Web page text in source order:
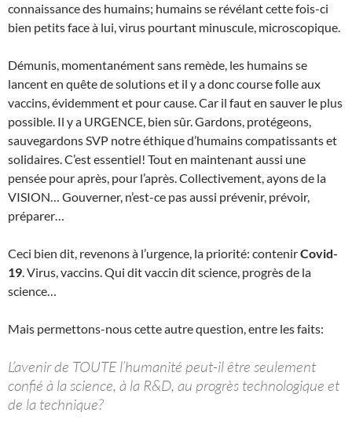
connaissance des humains; humains se révélant cette fois-ci
bien petits face à lui, virus pourtant minuscule, microscopique.
Démunis, momentanément sans remède, les humains se
lancent en quête de solutions et il y a donc course folle aux
vaccins, évidemment et pour cause. Car il faut en sauver le plus
possible. Il y a URGENCE, bien sûr. Gardons, protégeons,
sauvegardons SVP notre éthique d’humains compatissants et
solidaires. C’est essentiel! Tout en maintenant aussi une
pensée pour après, pour l’après. Collectivement, ayons de la
VISION… Gouverner, n’est-ce pas aussi prévenir, prévoir,
préparer…
Ceci bien dit, revenons à l’urgence, la priorité: contenirCovid-
19. Virus, vaccins. Qui dit vaccin dit science, progrès de la
science…
Mais permettons-nous cette autre question, entre les faits:
L’avenir de TOUTE l’humanité peut-il être seulement
confié à la science, à la R&D, au progrès technologique et
de la technique?